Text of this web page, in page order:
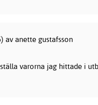
av anette gustafsson
varorna jag hittade i